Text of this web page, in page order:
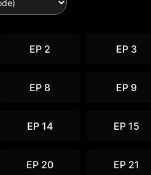
EP 2 EP 3
EP 8 EP 9
EP 14 EP 15
EP 20 EP 21